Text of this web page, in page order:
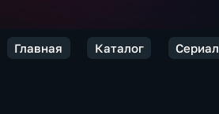
Главная Каталог Сериал